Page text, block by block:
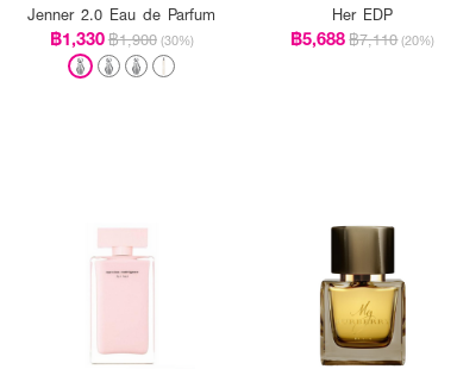
Jenner 2.0 Eau de Parfum
฿1,330฿1,900 (30%)
Her EDP
฿5,688฿7,110 (20%)